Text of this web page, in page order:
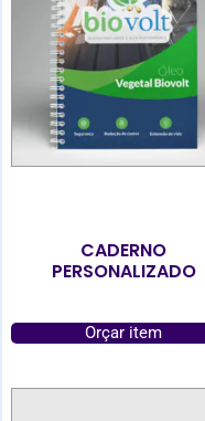
CADERNO
PERSONALIZADO
Orçar item